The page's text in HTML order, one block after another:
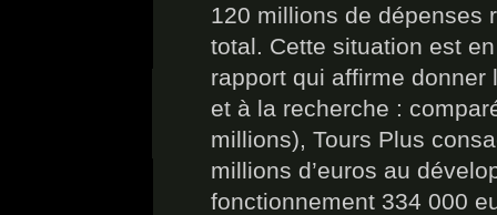
120 millions de dépenses
total. Cette situation est
rapport qui affirme
et à la recherche :
millions), Tours Plus
millions d’euros au
fonctionnement 334 000